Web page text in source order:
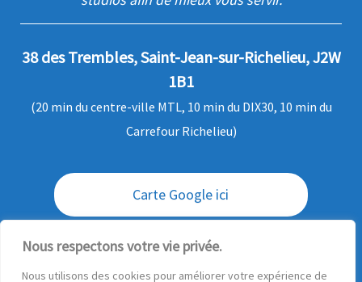
Nous respectons votre vie privée.
Nous utilisons des cookies pour améliorer votre expérience de
38 des Trembles, Saint-Jean-sur-Richelieu, J2W
1B1
(20 min du centre-ville MTL, 10 min du DIX30, 10 min du
Carrefour Richelieu)
Carte Google ici
Envoi / livraison des commandes